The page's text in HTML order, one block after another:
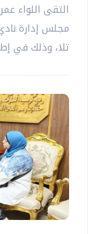
التقى اللواء
مجلس إدارة
تلا، وذلك في